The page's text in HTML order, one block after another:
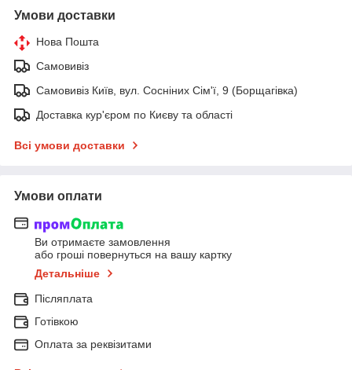
Умови доставки
Нова Пошта
Самовивіз
Самовивіз Київ, вул. Сосніних Сім'ї, 9 (Борщагівка)
Доставка кур'єром по Києву та області
Всі умови доставки
Умови оплати
Ви отримаєте замовлення
або гроші повернуться на вашу картку
Детальніше
Післяплата
Готівкою
Оплата за реквізитами